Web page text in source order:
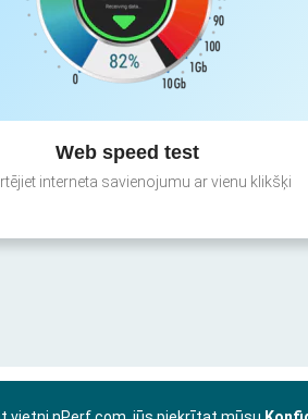
Web speed test
interneta savienojumu ar vienu klikšķi